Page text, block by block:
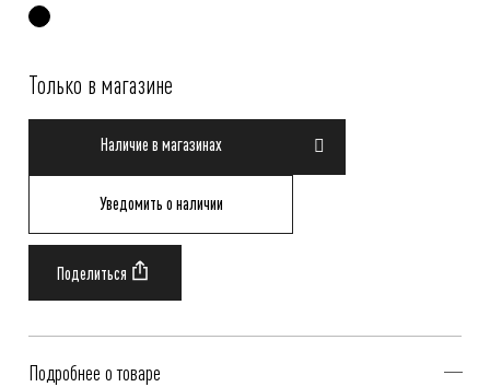
Только в магазине
Наличие в магазинах
Уведомить о наличии
Подробнее о товаре